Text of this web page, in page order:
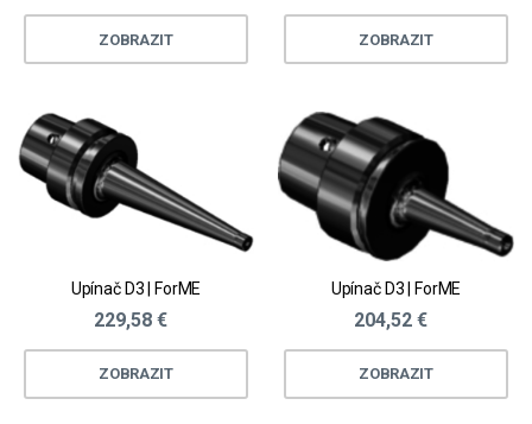
ZOBRAZIT ZOBRAZIT
Upínač D3 | ForME
229,58 €
ZOBRAZIT
Upínač D3 | ForME
204,52 €
ZOBRAZIT